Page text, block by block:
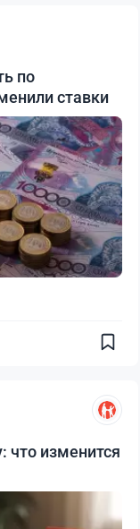
по
ставки
что изменится